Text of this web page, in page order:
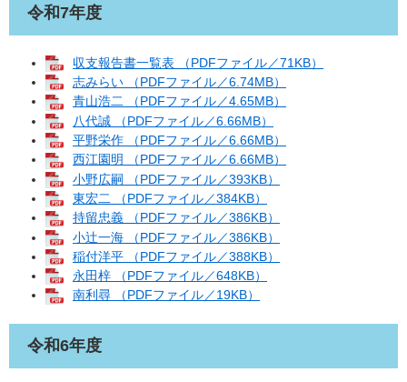
令和7年度
収支報告書一覧表 （PDFファイル／71KB）
志みらい （PDFファイル／6.74MB）
青山浩二 （PDFファイル／4.65MB）
八代誠 （PDFファイル／6.66MB）
平野栄作 （PDFファイル／6.66MB）
西江園明 （PDFファイル／6.66MB）
小野広嗣 （PDFファイル／393KB）
東宏二 （PDFファイル／384KB）
持留忠義 （PDFファイル／386KB）
小辻一海 （PDFファイル／386KB）
稲付洋平 （PDFファイル／388KB）
永田梓 （PDFファイル／648KB）
南利尋 （PDFファイル／19KB）
令和6年度